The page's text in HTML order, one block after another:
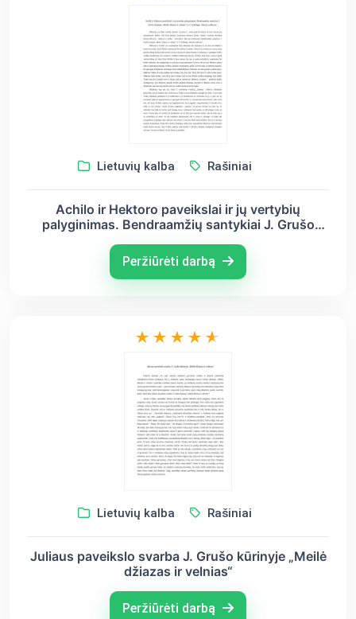
Lietuvių kalba Rašiniai
Achilo ir Hektoro paveikslai ir jų vertybių
palyginimas. Bendraamžių santykiai J. Grušo
„Musių valdovas“
Peržiūrėti darbą
Lietuvių kalba Rašiniai
Juliaus paveikslo svarba J. Grušo kūrinyje „Meilė
džiazas ir velnias“
Peržiūrėti darbą